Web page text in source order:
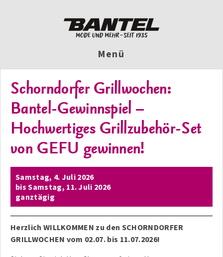
Menü
Schorndorfer Grillwochen:
Bantel-Gewinnspiel –
Hochwertiges Grillzubehör-Set
von GEFU gewinnen!
Samstag, 4. Juli 2026
bis Samstag, 11. Juli 2026
ganztägig
Herzlich WILLKOMMEN zu den SCHORNDORFER
GRILLWOCHEN vom 02.07. bis 11.07.2026!